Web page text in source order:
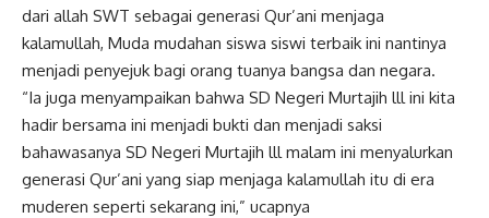
dari allah SWT sebagai generasi Qur’ani menjaga
kalamullah, Muda mudahan siswa siswi terbaik ini nantinya
menjadi penyejuk bagi orang tuanya bangsa dan negara.
“Ia juga menyampaikan bahwa SD Negeri Murtajih lll ini kita
hadir bersama ini menjadi bukti dan menjadi saksi
bahawasanya SD Negeri Murtajih lll malam ini menyalurkan
generasi Qur’ani yang siap menjaga kalamullah itu di era
muderen seperti sekarang ini,” ucapnya